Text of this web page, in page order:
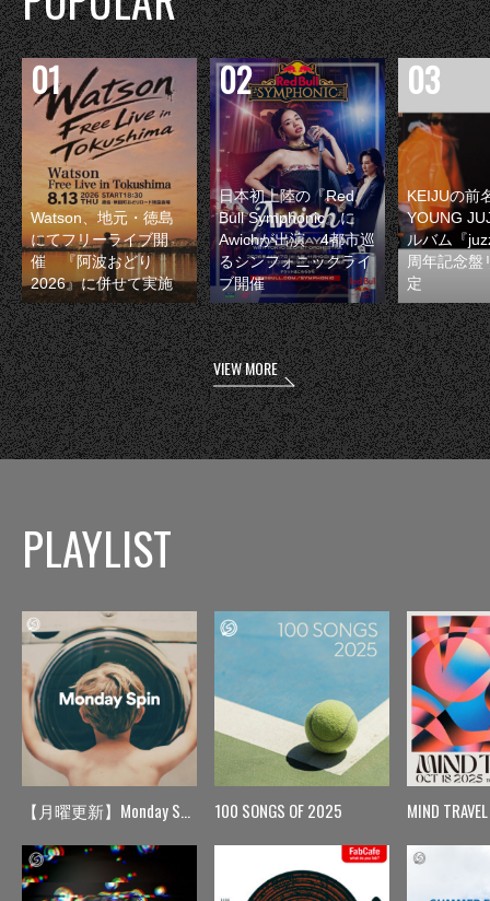
Watson、地元・徳島
にてフリーライブ開
催 『阿波おどり
2026』に併せて実施
日本初上陸の『Red
Bull Symphonic』に
Awichが出演 4都市巡
るシンフォニックライ
ブ開催
KEIJUの前
YOUNG
ルバム『
周年記念盤
定
VIEW MORE
PLAYLIST
【月曜更新】Monday Spin 100 SONGS OF 2025 MIND TRAVEL